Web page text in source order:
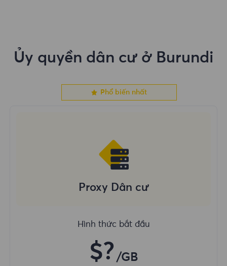
Ủy quyền dân cư ở Burundi
Phổ biến nhất
Proxy Dân cư
Hình thức bắt đầu
$? /GB